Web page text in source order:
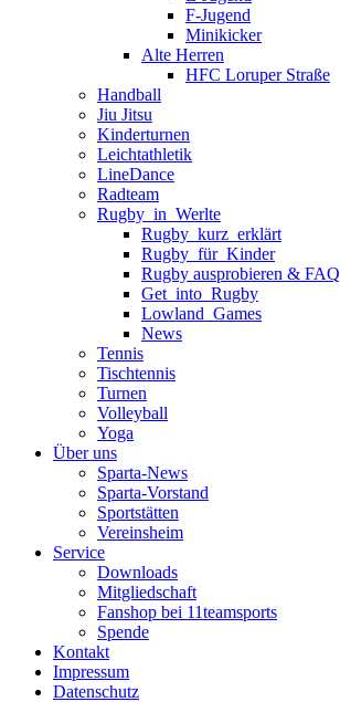
F-Jugend
Minikicker
Alte Herren
HFC Loruper Straße
Handball
Jiu Jitsu
Kinderturnen
Leichtathletik
LineDance
Radteam
Rugby_in_Werlte
Rugby_kurz_erklärt
Rugby_für_Kinder
Rugby ausprobieren & FAQ
Get_into_Rugby
Lowland_Games
News
Tennis
Tischtennis
Turnen
Volleyball
Yoga
Über uns
Sparta-News
Sparta-Vorstand
Sportstätten
Vereinsheim
Service
Downloads
Mitgliedschaft
Fanshop bei 11teamsports
Spende
Kontakt
Impressum
Datenschutz